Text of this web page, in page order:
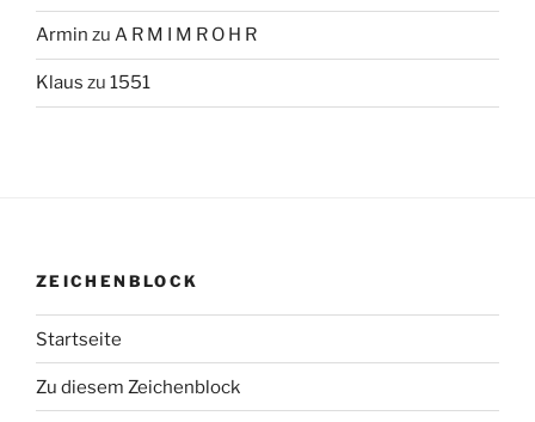
Armin zu A R M I M R O H R
Klaus zu 1551
ZEICHENBLOCK
Startseite
Zu diesem Zeichenblock